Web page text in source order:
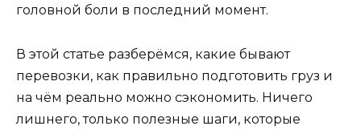
головной боли в последний момент.
В этой статье разберёмся, какие бывают
перевозки, как правильно подготовить груз и
на чём реально можно сэкономить. Ничего
лишнего, только полезные шаги, которые